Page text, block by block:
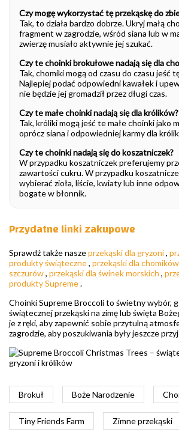
Czy mogę wykorzystać tę przekąskę do
Tak, to działa bardzo dobrze. Ukryj małą
fragment w zagrodzie, wśród siana lub w
zwierzę musiało aktywnie jej szukać.
Czy te choinki brokułowe nadają się dla
Tak, chomiki mogą od czasu do czasu jeść
Najlepiej podać odpowiedni kawałek i
nie będzie jej gromadził przez długi czas.
Czy te małe choinki nadają się dla królików?
Tak, króliki mogą jeść te małe choinki jako
oprócz siana i odpowiedniej karmy dla
Czy te choinki nadają się do koszatniczek?
W przypadku koszatniczek preferujemy
zawartości cukru. W przypadku
wybierać zioła, liście, kwiaty lub inne
bogate w błonnik.
Przydatne linki zakupowe
Sprawdź także naszeprzekąski dla gryzoni,
produkty świąteczne, przekąski dla chomików
szczurów, przekąski dla świnek morskich ,
produkty Supreme.
Choinki Supreme Broccoli to świetny wybór,
świątecznej przekąski na zimę lub święta
je z ręki, aby zapewnić sobie przytulną
zagrodzie, aby poszukiwania były jeszcze
Brokuł Boże Narodzenie
Tiny Friends Farm Zimne przekąski